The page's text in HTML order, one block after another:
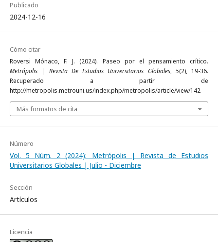
Publicado
2024-12-16
Cómo citar
Roversi Mónaco, F. J. (2024). Paseo por el pensamiento crítico.
Metrópolis | Revista De Estudios Universitarios Globales, 5(2), 19-36.
Recuperado a partir de
http://metropolis.metrouni.us/index.php/metropolis/article/view/142
Más formatos de cita
Número
Vol. 5 Núm. 2 (2024): Metrópolis | Revista de Estudios
Universitarios Globales | Julio - Diciembre
Sección
Artículos
Licencia